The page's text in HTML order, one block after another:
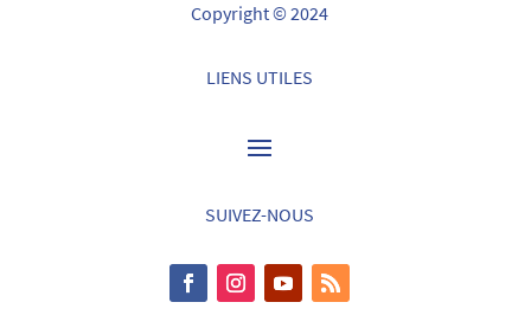
Copyright © 2024
LIENS UTILES
SUIVEZ-NOUS